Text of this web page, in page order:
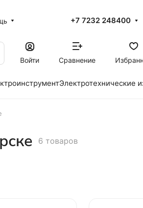
+7 7232 248400
Войти
Сравнение
Электротехнические
6 товаров